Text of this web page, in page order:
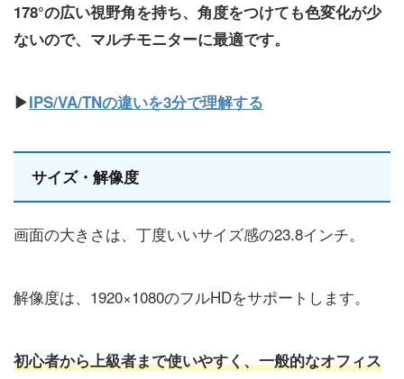
178°の広い視野角を持ち、角度をつけても色変化が少
ないので、マルチモニターに最適です。
▶IPS/VA/TNの違いを3分で理解する
サイズ・解像度
画面の大きさは、丁度いいサイズ感の23.8インチ。
解像度は、1920×1080のフルHDをサポートします。
初心者から上級者まで使いやすく、一般的なオフィス